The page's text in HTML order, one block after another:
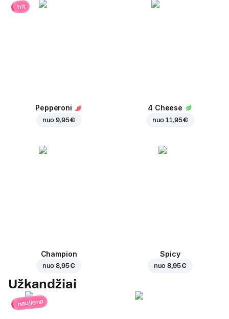
hit
Pepperoni
nuo9,95 €
4 Cheese
nuo11,95 €
Champion
nuo8,95 €
Spicy
nuo8,95 €
Užkandžiai
naujiena